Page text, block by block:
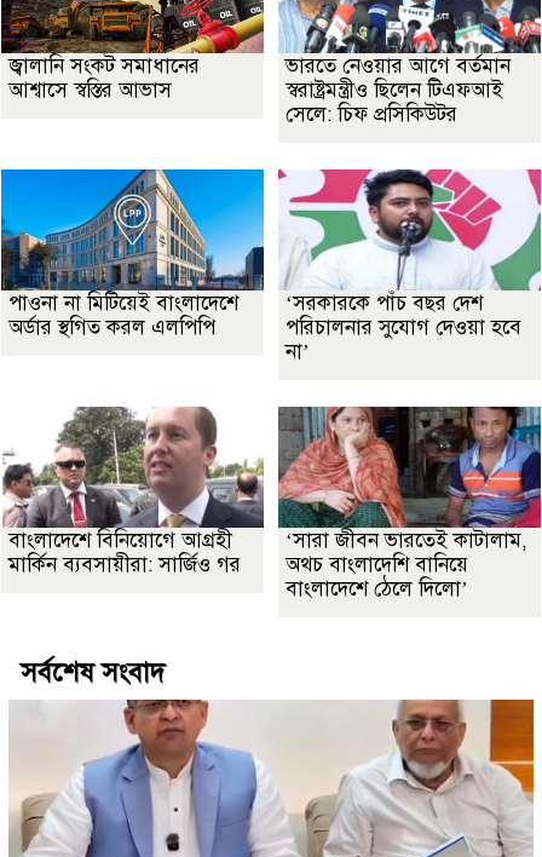
জ্বালানি সংকট সমাধানের
আশ্বাসে স্বস্তির আভাস
ভারতে নেওয়ার আগে বর্তমান
স্বরাষ্ট্রমন্ত্রীও ছিলেন টিএফআই
সেলে: চিফ প্রসিকিউটর
পাওনা না মিটিয়েই বাংলাদেশে
অর্ডার স্থগিত করল এলপিপি
‘সরকারকে পাঁচ বছর দেশ
পরিচালনার সুযোগ দেওয়া হবে
না’
বাংলাদেশে বিনিয়োগে আগ্রহী
মার্কিন ব্যবসায়ীরা: সার্জিও গর
‘সারা জীবন ভারতেই কাটালাম,
অথচ বাংলাদেশি বানিয়ে
বাংলাদেশে ঠেলে দিলো’
সর্বশেষ সংবাদ